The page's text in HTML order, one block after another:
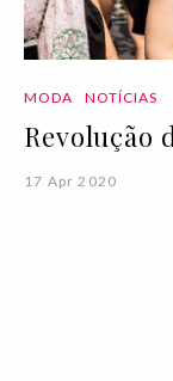
MODA NOTÍCIAS
Revolução
17 Apr 2020